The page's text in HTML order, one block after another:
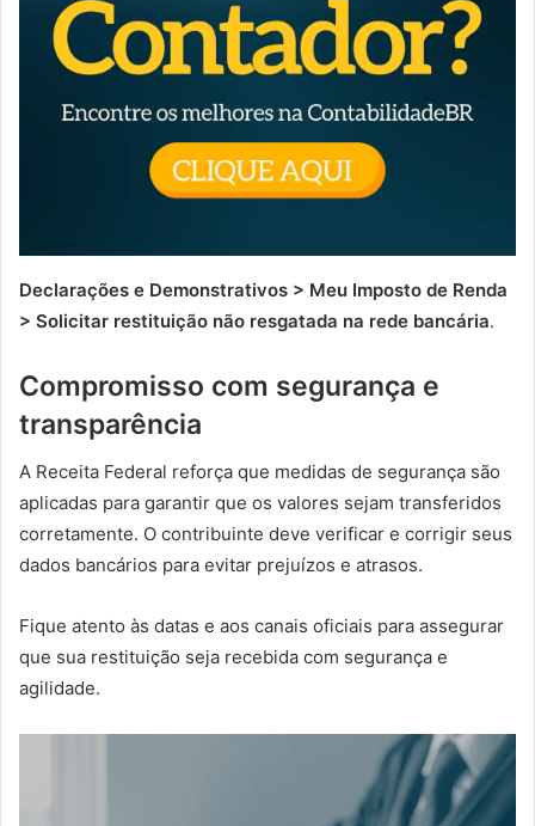
Declarações e Demonstrativos > Meu Imposto de Renda
> Solicitar restituição não resgatada na rede bancária.
Compromisso com segurança e
transparência
A Receita Federal reforça que medidas de segurança são
aplicadas para garantir que os valores sejam transferidos
corretamente. O contribuinte deve verificar e corrigir seus
dados bancários para evitar prejuízos e atrasos.
Fique atento às datas e aos canais oficiais para assegurar
que sua restituição seja recebida com segurança e
agilidade.